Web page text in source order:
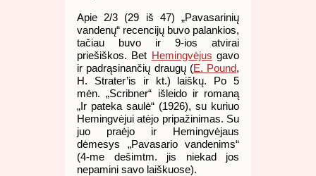
Apie 2/3 (29 iš 47) „Pavasarinių
vandenų“ recencijų buvo palankios,
tačiau buvo ir 9-ios atvirai
priešiškos. Bet Hemingvėjus gavo
ir padrąsinančių draugų (E. Pound,
H. Strater’is ir kt.) laiškų. Po 5
mėn. „Scribner“ išleido ir romaną
„Ir pateka saulė“ (1926), su kuriuo
Hemingvėjui atėjo pripažinimas. Su
juo praėjo ir Hemingvėjaus
dėmesys „Pavasario vandenims“
(4-me dešimtm. jis niekad jos
nepamini savo laiškuose).